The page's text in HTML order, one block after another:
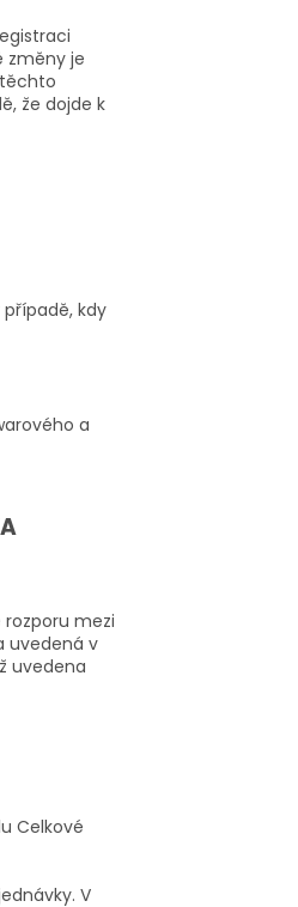
změny je
že dojde k
kdy
a
mezi
uvedená v
uvedena
Celkové
V